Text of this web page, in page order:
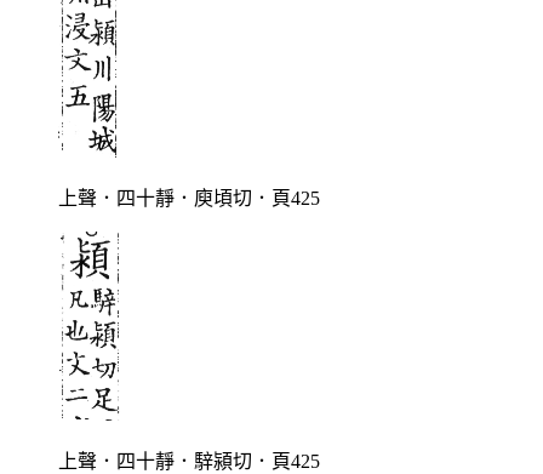
上聲．四十靜．庾頃切．頁425
上聲．四十靜．騂潁切．頁425